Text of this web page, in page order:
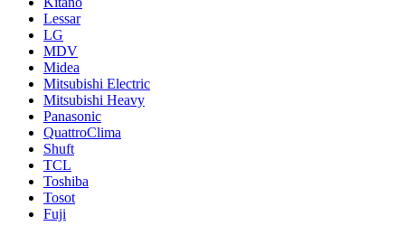
Lessar
LG
MDV
Midea
Mitsubishi Electric
Mitsubishi Heavy
Panasonic
QuattroClima
Shuft
TCL
Toshiba
Tosot
Fuji